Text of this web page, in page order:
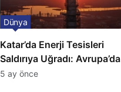
Katar’da Enerji Tesisleri
Saldırıya Uğradı: Avrupa’da
Doğalgaz Fiyatlarında Sert
Dünya
5 ay önce